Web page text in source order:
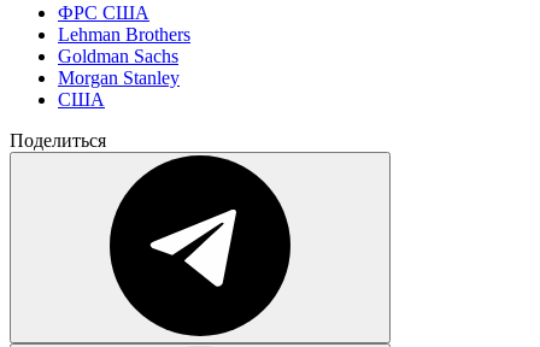
ФРС США
Lehman Brothers
Goldman Sachs
Morgan Stanley
США
Поделиться